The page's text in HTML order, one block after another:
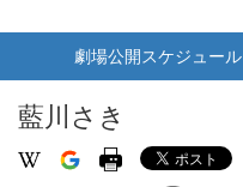
劇場公開スケジュール
藍川さき